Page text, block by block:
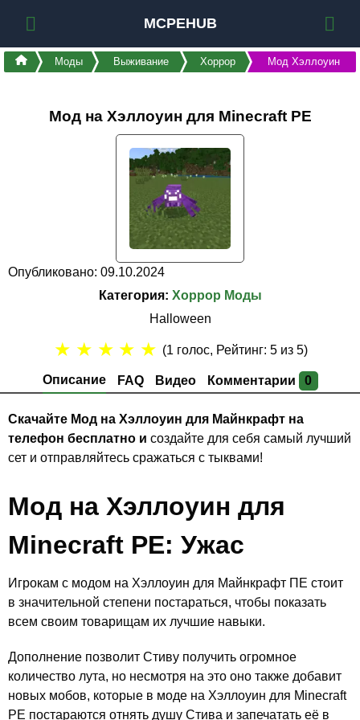
MCPEHUB
Моды Выживание Хоррор Мод Хэллоуин
Мод на Хэллоуин для Minecraft PE
Опубликовано: 09.10.2024
Категория: Хоррор Моды
Halloween
Описание FAQ Видео Комментарии 0
★ ★ ★ ★ ★ (1 голос, Рейтинг:5 из 5)
Скачайте Мод на Хэллоуин для Майнкрафт на
телефон бесплатно и создайте для себя самый лучший
сет и отправляйтесь сражаться с тыквами!
Мод на Хэллоуин для
Minecraft PE: Ужас
Игрокам с модом на Хэллоуин для Майнкрафт ПЕ стоит
в значительной степени постараться, чтобы показать
всем своим товарищам их лучшие навыки.
Дополнение позволит Стиву получить огромное
количество лута, но несмотря на это оно также добавит
новых мобов, которые в моде на Хэллоуин для Minecraft
PE постараются отнять душу Стива и запечатать её в